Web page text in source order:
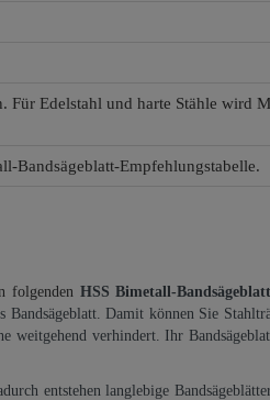
Edelstahl und harte Stähle wird
Bandsägeblatt-Empfehlungstabelle.
folgenden HSS Bimetall-
Damit können Sie
weitgehend verhindert. Ihr
entstehen langlebige